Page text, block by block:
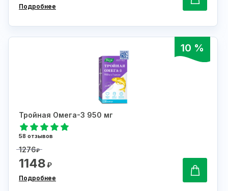
Подробнее
10 %
Тройная Омега-3 950 мг
58 отзывов
1276₽
1148₽
Подробнее